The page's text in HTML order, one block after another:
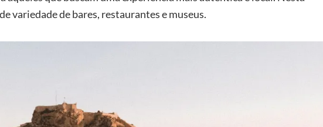
variedade de bares, restaurantes e museus.